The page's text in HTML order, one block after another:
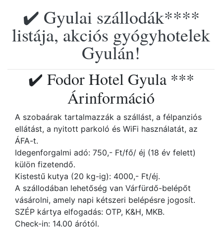
✔️ Gyulai szállodák****
listája, akciós gyógyhotelek
Gyulán!
✔️ Fodor Hotel Gyula ***
Árinformáció
A szobaárak tartalmazzák a szállást, a félpanziós
ellátást, a nyitott parkoló és WiFi használatát, az
ÁFA-t.
Idegenforgalmi adó: 750,- Ft/fő/ éj (18 év felett)
külön fizetendő.
Kistestű kutya (20 kg-ig): 4000,- Ft/éj.
A szállodában lehetőség van Várfürdő-belépőt
vásárolni, amely napi kétszeri belépésre jogosít.
SZÉP kártya elfogadás: OTP, K&H, MKB.
Check-in: 14.00 árótól.